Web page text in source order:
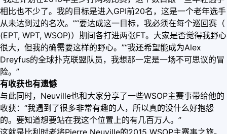
相比也不少了。我的目标是进入GPI前20名，这是一个老年选手
从未达到过的名次。”“要达成这一目标，我必须在每个巡回赛（
(EPT, WPT, WSOP)）期间各打进两张FT。大家是否觉得我野心
很大，但我的确需要这样的野心。”“我还希望能成为Alex
Dreyfus的全球扑克联盟队员，我想那一定是一场不可思议的冒
险。”
有收获也有遗憾
与此同时，Neuville也和大家分享了一些WSOP主赛事带给他的
收获：“我遇到了很多非常有趣的人，所以真的没什么好抱怨
的。要知道想要站在我这个位置上的有几百万人。”
这就是比利时老将Pierre Neuville的2015 WSOP主赛事之旅。